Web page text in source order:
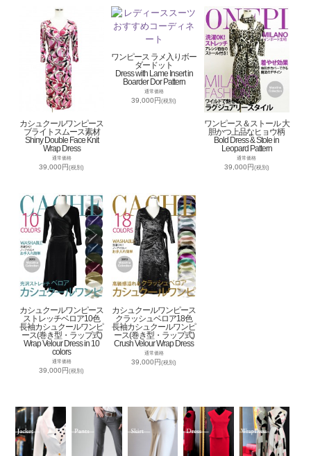
カシュクールワンピース
ブライトスムース素材
Shiny Double Face Knit
Wrap Dress
通常価格
39,000円(税別)
ワンピース ラメ入りボー
ダードット
Dress with Lame Insert in
Boarder Dor Pattern
通常価格
39,000円(税別)
ワンピース＆ストール 大
胆かつ上品なヒョウ柄
Bold Dress & Stole in
Leopard Pattern
通常価格
39,000円(税別)
カシュクールワンピース
ストレッチベロア10色
長袖カシュクールワンピ
ース(巻き型・ラップ式)
Wrap Velour Dress in 10
colors
通常価格
39,000円(税別)
カシュクールワンピース
クラッシュベロア18色
長袖カシュクールワンピ
ース(巻き型・ラップ式)
Crush Velour Wrap Dress
通常価格
39,000円(税別)